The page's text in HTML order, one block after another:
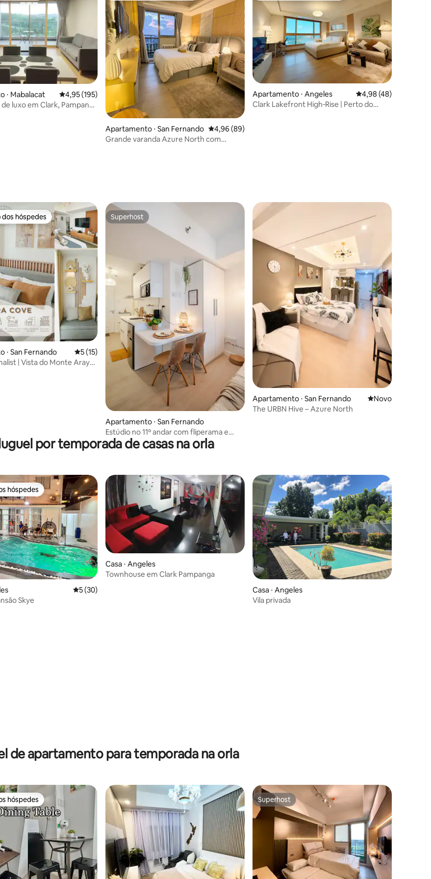
⋅ Mabalacat 4,95 de uma avaliação média de 5, 195 avaliações
4,95 (195)
luxo em Clark, Pampanga
Apartamento ⋅ San Fernando 4,96 de uma avaliação média de 5, 89 avaliações
4,96 (89)
Grande varanda Azure North com
Apartamento ⋅ Angeles 4,98 de uma
4,98 (48)
Clark Lakefront High‑Rise | Perto do
preferidos dos hóspedes
dos hóspedes
⋅ San Fernando 5 de uma avaliação média de 5, 15 avaliações
5 (15)
| Vista do Monte Arayat
Superhost
Superhost
Apartamento ⋅ San Fernando
Estúdio no 11º andar com fliperama e
vista para a piscina
Apartamento ⋅ San Fernando Novo lugar para
Novo
The URBN Hive – Azure North
por temporada de casas na orla
hóspedes
hóspedes
5 de uma avaliação média de 5, 30 avaliações
5 (30)
Skye
Casa ⋅ Angeles
Townhouse em Clark Pampanga
Casa ⋅ Angeles
Vila privada
de apartamento para temporada na orla
hóspedes
hóspedes Superhost
Superhost